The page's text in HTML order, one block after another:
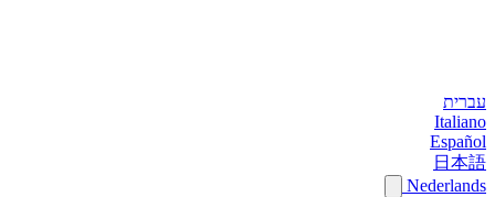
עברית
Italiano
Español
日本語
Nederlands